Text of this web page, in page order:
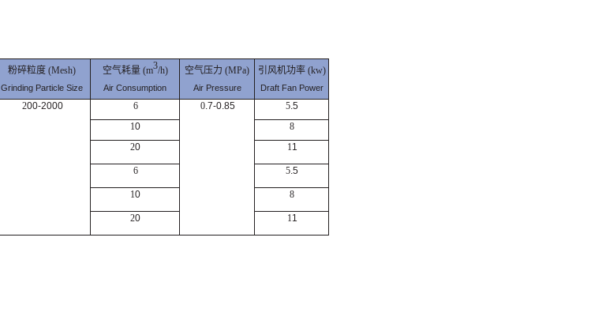
粉碎粒度 (Mesh)
Grinding Particle Size
空气耗量 (m3/h)
Air Consumption
空气压力 (MPa)
Air Pressure
引风机功率 (kw)
Draft Fan Power
200-2000 6 0.7-0.85 5.5
10
8
20 11
6 5.5
10 8
20 11